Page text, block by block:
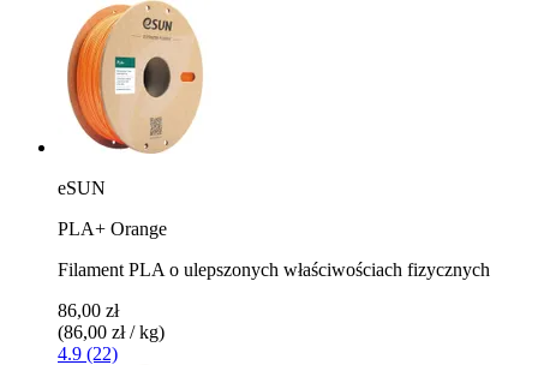
eSUN
PLA+ Orange
Filament PLA o ulepszonych właściwościach fizycznych
86,00 zł
(86,00 zł / kg)
4.9 (22)